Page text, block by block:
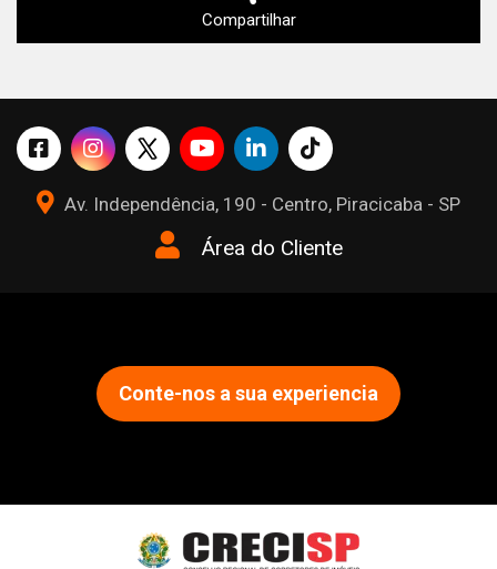
Compartilhar
Av. Independência, 190 - Centro, Piracicaba - SP
Área do Cliente
Conte-nos a sua experiencia